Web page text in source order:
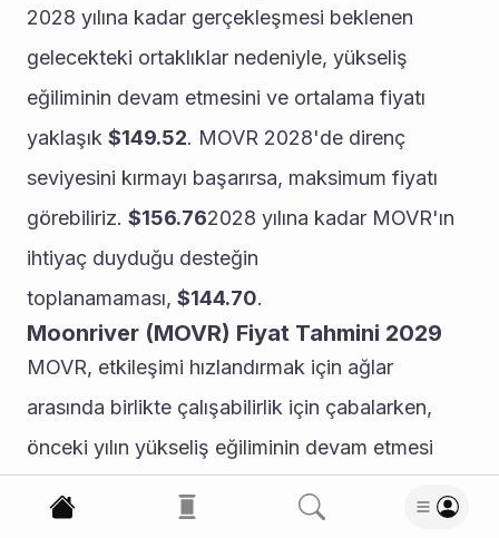
2028 yılına kadar gerçekleşmesi beklenen
gelecekteki ortaklıklar nedeniyle, yükseliş
eğiliminin devam etmesini ve ortalama fiyatı
yaklaşık $149.52. MOVR 2028'de direnç
seviyesini kırmayı başarırsa, maksimum fiyatı
görebiliriz. $156.762028 yılına kadar MOVR'ın
ihtiyaç duyduğu desteğin
toplanamaması, $144.70.
Moonriver (MOVR) Fiyat Tahmini 2029
MOVR, etkileşimi hızlandırmak için ağlar
arasında birlikte çalışabilirlik için çabalarken,
önceki yılın yükseliş eğiliminin devam etmesi
fiyatı
ve yukarıda bir yıllık fiyat